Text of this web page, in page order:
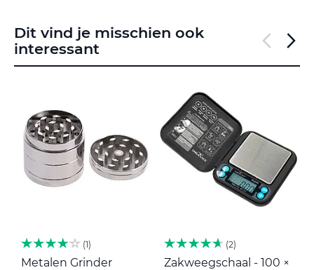
Dit vind je misschien ook
interessant
1
Metalen Grinder
2
Zakweegschaal - 100 ×